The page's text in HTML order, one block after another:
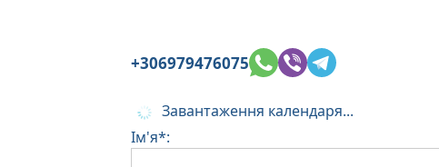
+306979476075
Завантаження календаря...
Ім'я*: